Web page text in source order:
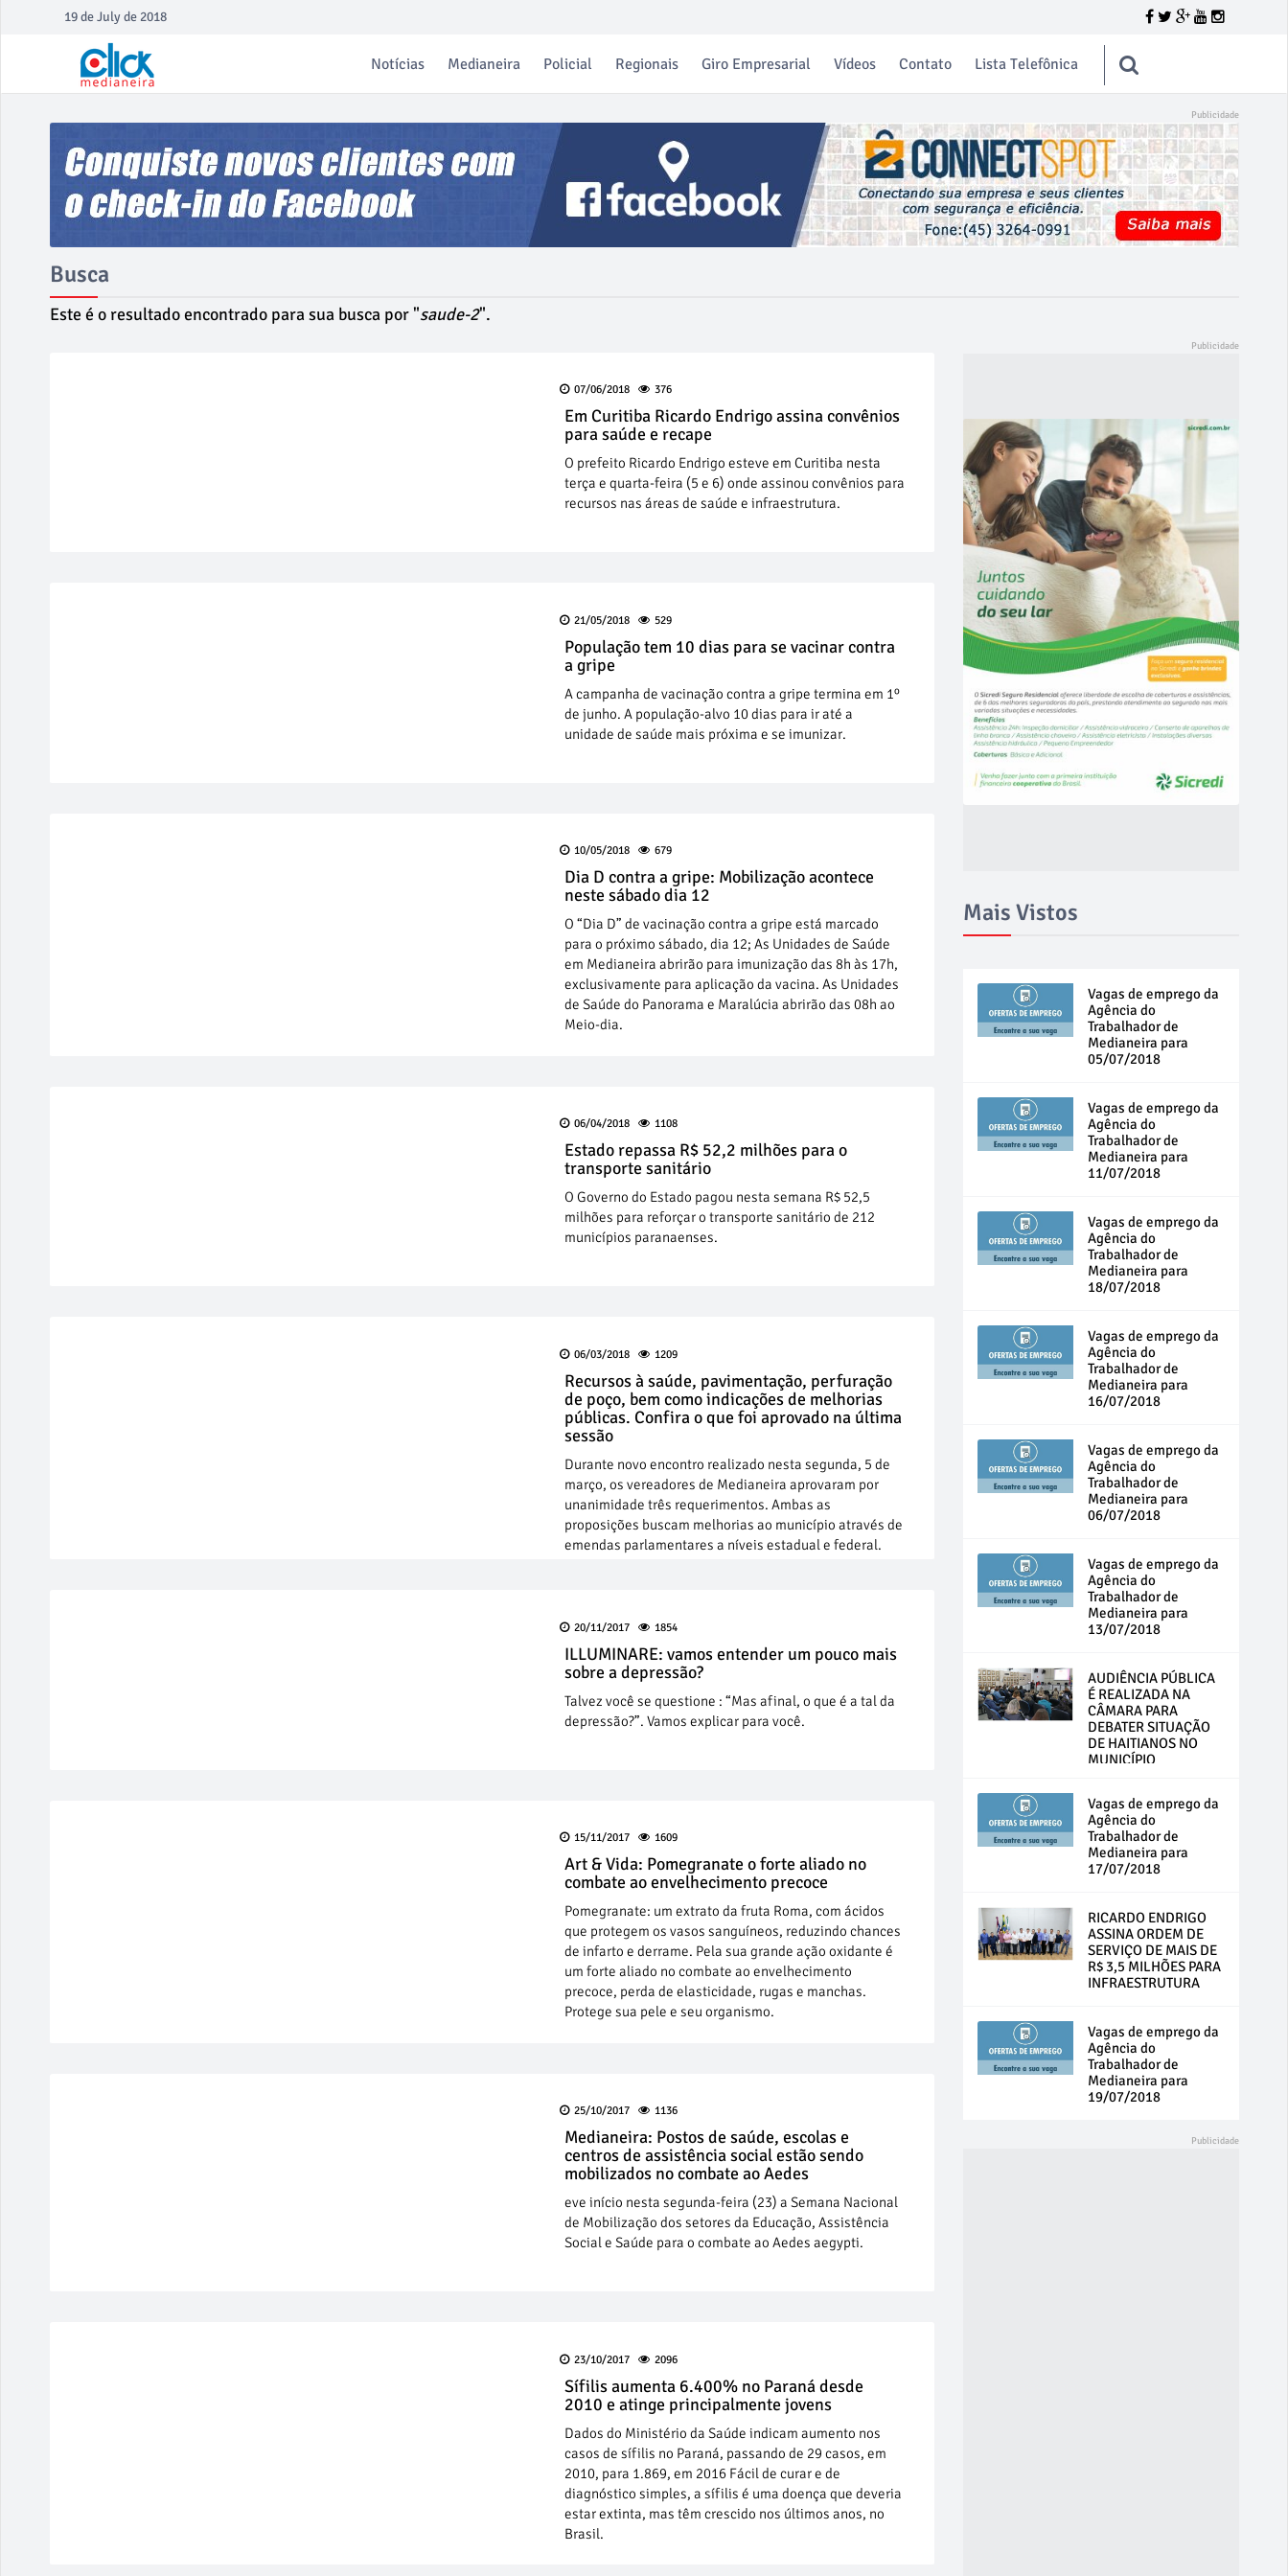
19 de July de 2018
Notícias Medianeira Policial Regionais Giro Empresarial Vídeos Contato Lista Telefônica
Busca
Este é o resultado encontrado para sua busca por "saude-2".
07/06/2018 376
Em Curitiba Ricardo Endrigo assina convênios
para saúde e recape
O prefeito Ricardo Endrigo esteve em Curitiba nesta
terça e quarta-feira (5 e 6) onde assinou convênios para
recursos nas áreas de saúde e infraestrutura.
21/05/2018 529
População tem 10 dias para se vacinar contra
a gripe
A campanha de vacinação contra a gripe termina em 1º
de junho. A população-alvo 10 dias para ir até a
unidade de saúde mais próxima e se imunizar.
10/05/2018 679
Dia D contra a gripe: Mobilização acontece
neste sábado dia 12
O “Dia D” de vacinação contra a gripe está marcado
para o próximo sábado, dia 12; As Unidades de Saúde
em Medianeira abrirão para imunização das 8h às 17h,
exclusivamente para aplicação da vacina. As Unidades
de Saúde do Panorama e Maralúcia abrirão das 08h ao
Meio-dia.
06/04/2018 1108
Estado repassa R$ 52,2 milhões para o
transporte sanitário
O Governo do Estado pagou nesta semana R$ 52,5
milhões para reforçar o transporte sanitário de 212
municípios paranaenses.
06/03/2018 1209
Recursos à saúde, pavimentação, perfuração
de poço, bem como indicações de melhorias
públicas. Confira o que foi aprovado na última
sessão
Durante novo encontro realizado nesta segunda, 5 de
março, os vereadores de Medianeira aprovaram por
unanimidade três requerimentos. Ambas as
proposições buscam melhorias ao município através de
emendas parlamentares a níveis estadual e federal.
20/11/2017 1854
ILLUMINARE: vamos entender um pouco mais
sobre a depressão?
Talvez você se questione : “Mas afinal, o que é a tal da
depressão?”. Vamos explicar para você.
15/11/2017 1609
Art & Vida: Pomegranate o forte aliado no
combate ao envelhecimento precoce
Pomegranate: um extrato da fruta Roma, com ácidos
que protegem os vasos sanguíneos, reduzindo chances
de infarto e derrame. Pela sua grande ação oxidante é
um forte aliado no combate ao envelhecimento
precoce, perda de elasticidade, rugas e manchas.
Protege sua pele e seu organismo.
25/10/2017 1136
Medianeira: Postos de saúde, escolas e
centros de assistência social estão sendo
mobilizados no combate ao Aedes
eve início nesta segunda-feira (23) a Semana Nacional
de Mobilização dos setores da Educação, Assistência
Social e Saúde para o combate ao Aedes aegypti.
23/10/2017 2096
Sífilis aumenta 6.400% no Paraná desde
2010 e atinge principalmente jovens
Dados do Ministério da Saúde indicam aumento nos
casos de sífilis no Paraná, passando de 29 casos, em
2010, para 1.869, em 2016 Fácil de curar e de
diagnóstico simples, a sífilis é uma doença que deveria
estar extinta, mas têm crescido nos últimos anos, no
Brasil.
Mais Vistos
Vagas de emprego da
Agência do
Trabalhador de
Medianeira para
05/07/2018
Vagas de emprego da
Agência do
Trabalhador de
Medianeira para
11/07/2018
Vagas de emprego da
Agência do
Trabalhador de
Medianeira para
18/07/2018
Vagas de emprego da
Agência do
Trabalhador de
Medianeira para
16/07/2018
Vagas de emprego da
Agência do
Trabalhador de
Medianeira para
06/07/2018
Vagas de emprego da
Agência do
Trabalhador de
Medianeira para
13/07/2018
AUDIÊNCIA PÚBLICA
É REALIZADA NA
CÂMARA PARA
DEBATER SITUAÇÃO
DE HAITIANOS NO
MUNICÍPIO
Vagas de emprego da
Agência do
Trabalhador de
Medianeira para
17/07/2018
RICARDO ENDRIGO
ASSINA ORDEM DE
SERVIÇO DE MAIS DE
R$ 3,5 MILHÕES PARA
INFRAESTRUTURA
Vagas de emprego da
Agência do
Trabalhador de
Medianeira para
19/07/2018